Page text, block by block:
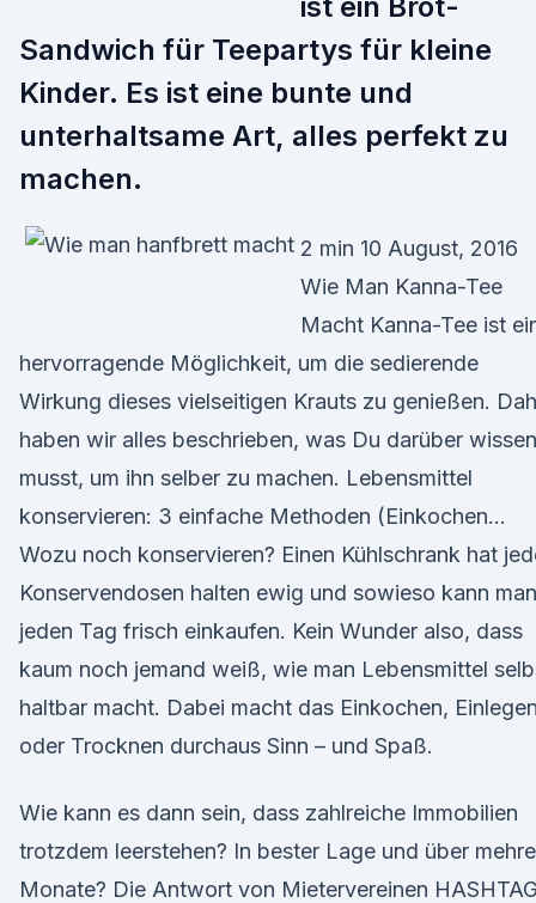
Sandwich für Teepartys für kleine
Kinder. Es ist eine bunte und
unterhaltsame Art, alles perfekt zu
machen.
2 min 10 August, 2016
Wie Man Kanna-Tee
Macht Kanna-Tee ist
hervorragende Möglichkeit, um die sedierende
Wirkung dieses vielseitigen Krauts zu genießen.
haben wir alles beschrieben, was Du darüber wissen
musst, um ihn selber zu machen. Lebensmittel
konservieren: 3 einfache Methoden (Einkochen…
Wozu noch konservieren? Einen Kühlschrank hat
Konservendosen halten ewig und sowieso kann man
jeden Tag frisch einkaufen. Kein Wunder also, dass
kaum noch jemand weiß, wie man Lebensmittel
haltbar macht. Dabei macht das Einkochen, Einlegen
oder Trocknen durchaus Sinn – und Spaß.
Wie kann es dann sein, dass zahlreiche Immobilien
trotzdem leerstehen? In bester Lage und über
Monate? Die Antwort von Mietervereinen